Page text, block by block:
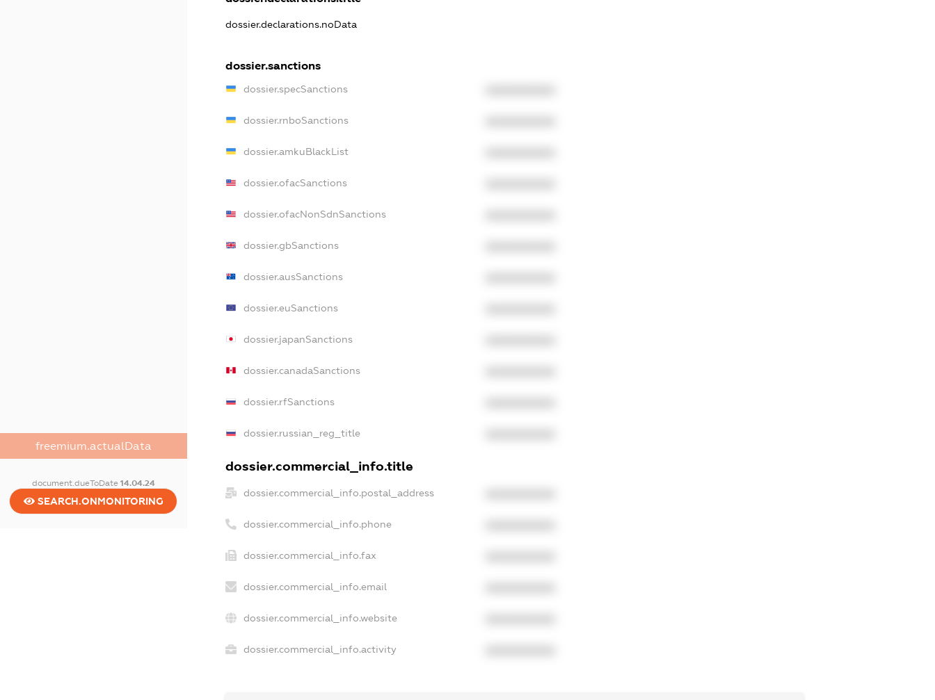
freemium.actualData
document.dueToDate 14.04.24
SEARCH.ONMONITORING
dossier.declarations.noData
dossier.sanctions
dossier.specSanctions
dossier.rnboSanctions
dossier.amkuBlackList
dossier.ofacSanctions
dossier.ofacNonSdnSanctions
dossier.gbSanctions
dossier.ausSanctions
dossier.euSanctions
dossier.japanSanctions
dossier.canadaSanctions
dossier.rfSanctions
dossier.russian_reg_title
dossier.commercial_info.title
dossier.commercial_info.postal_address
dossier.commercial_info.phone
dossier.commercial_info.fax
dossier.commercial_info.email
dossier.commercial_info.website
dossier.commercial_info.activity